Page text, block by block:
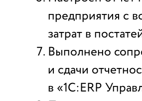
предприятия с
затрат в
Выполнено
и сдачи
в «1С:ERP